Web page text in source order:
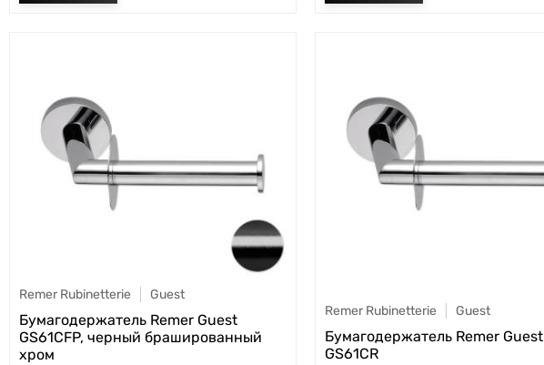
Remer Rubinetterie Guest
Бумагодержатель Remer Guest
GS61CFP, черный брашированный
хром
Remer Rubinetterie Guest
Бумагодержатель Remer Guest
GS61CR